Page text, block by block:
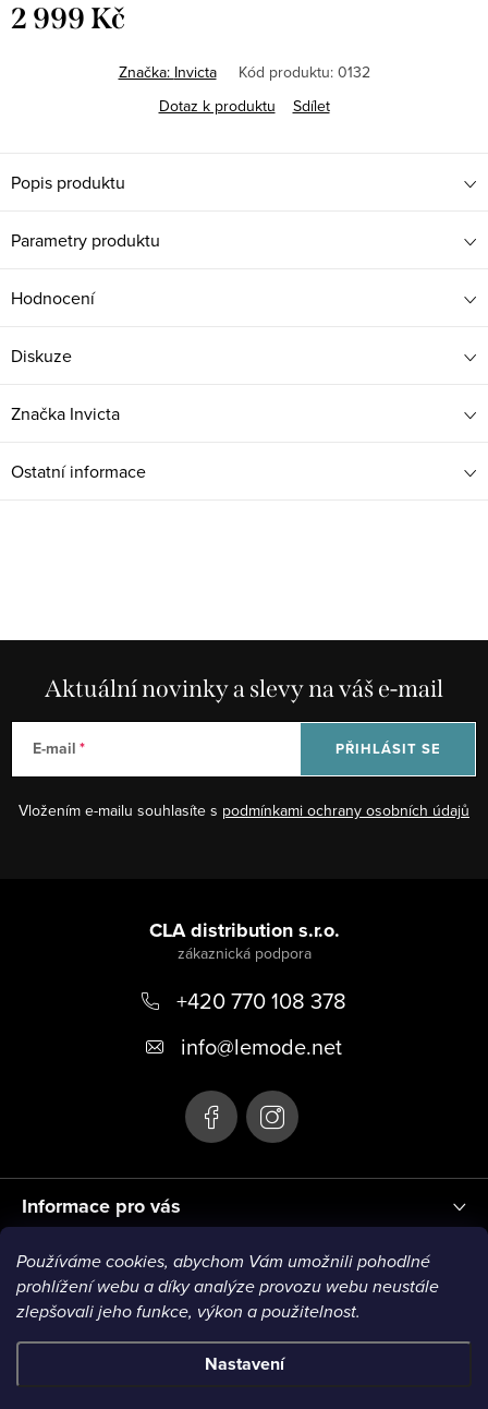
Používáme cookies, abychom Vám umožnili pohodlné
prohlížení webu a díky analýze provozu webu neustále
zlepšovali jeho funkce, výkon a použitelnost.
Nastavení
2 999 Kč
Značka: Invicta Kód produktu: 0132
Dotaz k produktu
Sdílet
Popis produktu
Parametry produktu
Hodnocení
Diskuze
Značka Invicta
Ostatní informace
Aktuální novinky a slevy na váš e-mail
E-mail
Vložením e-mailu souhlasíte s podmínkami ochrany osobních údajů
PŘIHLÁSIT SE
Informace pro vás
CLA distribution s.r.o.
+420 770 108 378
info@lemode.net
Blog